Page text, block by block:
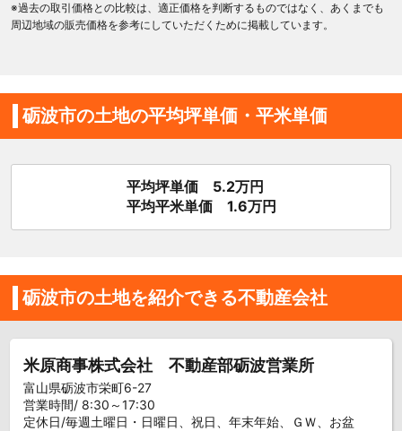
※過去の取引価格との比較は、適正価格を判断するものではなく、あくまでも
周辺地域の販売価格を参考にしていただくために掲載しています。
砺波市の土地の平均坪単価・平米単価
平均坪単価 5.2万円
平均平米単価 1.6万円
砺波市の土地を紹介できる不動産会社
米原商事株式会社 不動産部砺波営業所
富山県砺波市栄町6-27
営業時間/ 8:30～17:30
定休日/毎週土曜日・日曜日、祝日、年末年始、ＧＷ、お盆